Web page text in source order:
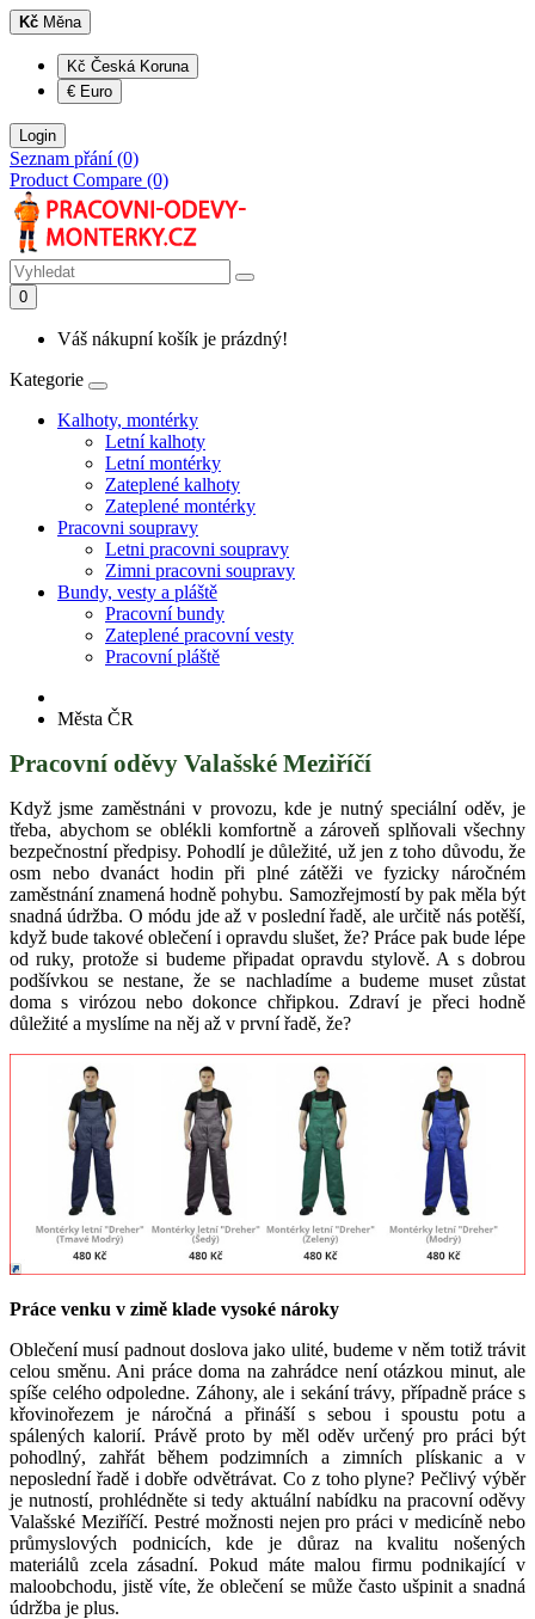
Kč Měna
Kč Česká Koruna
€ Euro
Login
Seznam přání (0)
Product Compare (0)
0
Váš nákupní košík je prázdný!
Kategorie
Kalhoty, montérky
Letní kalhoty
Letní montérky
Zateplené kalhoty
Zateplené montérky
Pracovni soupravy
Letni pracovni soupravy
Zimni pracovni soupravy
Bundy, vesty a pláště
Pracovní bundy
Zateplené pracovní vesty
Pracovní pláště
Města ČR
Pracovní oděvy Valašské Meziříčí
Když jsme zaměstnáni v provozu, kde je nutný speciální oděv, je
třeba, abychom se oblékli komfortně a zároveň splňovali všechny
bezpečnostní předpisy. Pohodlí je důležité, už jen z toho důvodu, že
osm nebo dvanáct hodin při plné zátěži ve fyzicky náročném
zaměstnání znamená hodně pohybu. Samozřejmostí by pak měla být
snadná údržba. O módu jde až v poslední řadě, ale určitě nás potěší,
když bude takové oblečení i opravdu slušet, že? Práce pak bude lépe
od ruky, protože si budeme připadat opravdu stylově. A s dobrou
podšívkou se nestane, že se nachladíme a budeme muset zůstat
doma s virózou nebo dokonce chřipkou. Zdraví je přeci hodně
důležité a myslíme na něj až v první řadě, že?
Práce venku v zimě klade vysoké nároky
Oblečení musí padnout doslova jako ulité, budeme v něm totiž trávit
celou směnu. Ani práce doma na zahrádce není otázkou minut, ale
spíše celého odpoledne. Záhony, ale i sekání trávy, případně práce s
křovinořezem je náročná a přináší s sebou i spoustu potu a
spálených kalorií. Právě proto by měl oděv určený pro práci být
pohodlný, zahřát během podzimních a zimních plískanic a v
neposlední řadě i dobře odvětrávat. Co z toho plyne? Pečlivý výběr
je nutností, prohlédněte si tedy aktuální nabídku na pracovní oděvy
Valašské Meziříčí. Pestré možnosti nejen pro práci v medicíně nebo
průmyslových podnicích, kde je důraz na kvalitu nošených
materiálů zcela zásadní. Pokud máte malou firmu podnikající v
maloobchodu, jistě víte, že oblečení se může často ušpinit a snadná
údržba je plus.